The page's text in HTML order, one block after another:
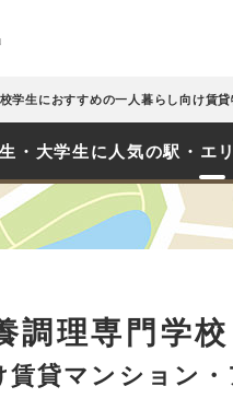
学生におすすめの一人暮らし向け賃
・大学生に人気の駅・
調理専門学校
貸マンション・